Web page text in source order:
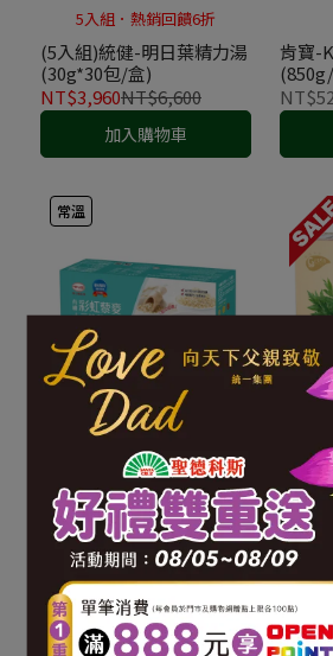
5入組．熱銷回饋6折
(5入組)統健-明日葉精力湯
(30g*30包/盒)
NT$3,960NT$6,600
加入購物車
肯寶-
常溫
呷七碗-有機彩虹藜麥-十二
珍穀飲(25g*20包/盒)
NT$520
加入購物車
統健
湯
常溫 常溫